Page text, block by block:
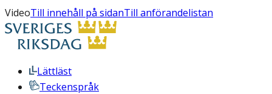
VideoTill innehåll på sidanTill anförandelistan
Lättläst
Teckenspråk